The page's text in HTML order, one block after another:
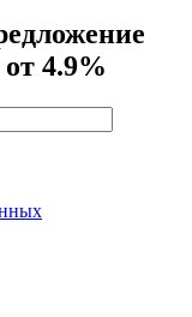
от 4.9%